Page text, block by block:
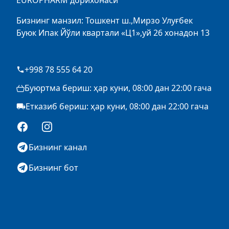
Бизнинг манзил: Тошкент ш.,Мирзо Улуғбек
Буюк Ипак Йўли квартали «Ц1»,уй 26 хонадон 13
+998 78 555 64 20
Буюртма бериш: ҳар куни, 08:00 дан 22:00 гача
Етказиб бериш: ҳар куни, 08:00 дан 22:00 гача
FacebookInstagram
Бизнинг канал
Бизнинг бот